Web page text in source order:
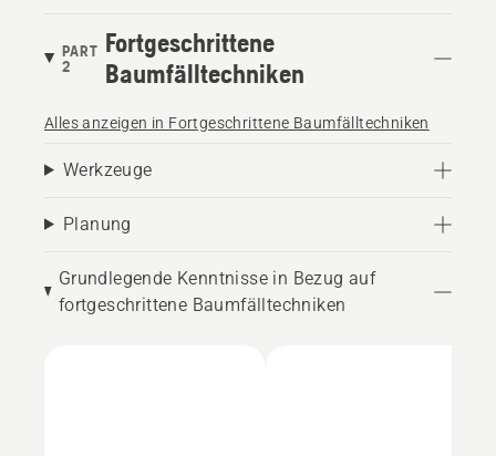
PART
2
Fortgeschrittene
Baumfälltechniken
Alles anzeigen in Fortgeschrittene Baumfälltechniken
Werkzeuge
Planung
Grundlegende Kenntnisse in Bezug auf
fortgeschrittene Baumfälltechniken